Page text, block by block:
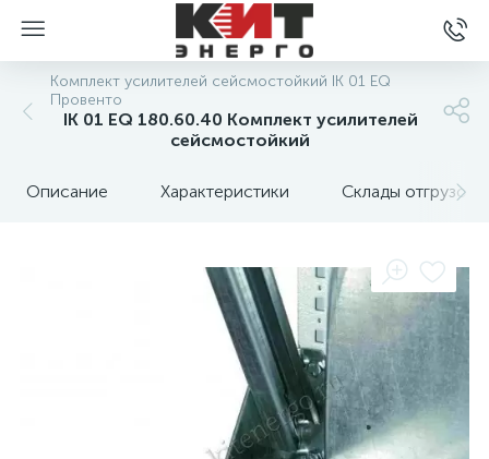
Комплект усилителей сейсмостойкий IK 01 EQ
Провенто
IK 01 EQ 180.60.40 Комплект усилителей
сейсмостойкий
Описание Характеристики Склады отгрузок